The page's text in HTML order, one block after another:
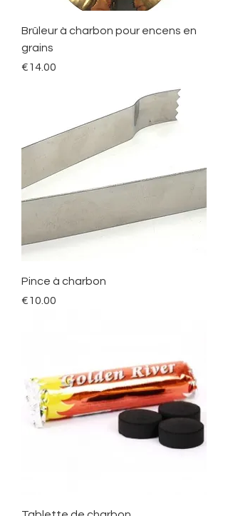
Brûleur à charbon pour encens en
grains
Price
€14.00
Pince à charbon
Price
€10.00